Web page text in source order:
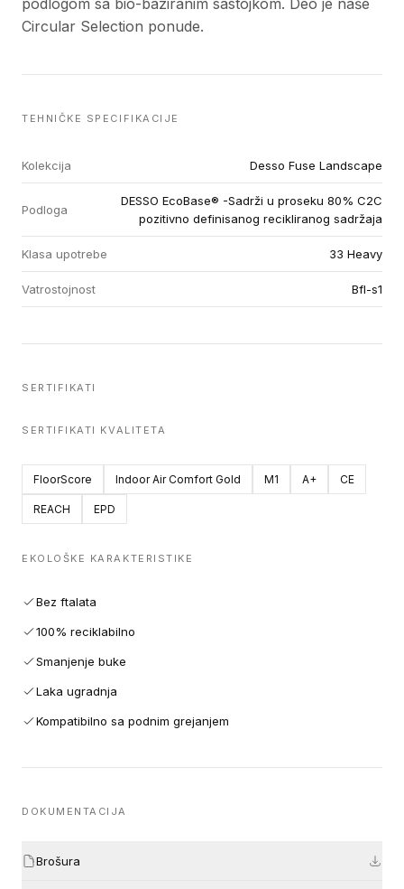
podlogom sa bio-baziranim sastojkom. Deo je naše
Circular Selection ponude.
TEHNIČKE SPECIFIKACIJE
Kolekcija Desso Fuse Landscape
Podloga
DESSO EcoBase® -Sadrži u proseku 80% C2C
pozitivno definisanog recikliranog sadržaja
Klasa upotrebe 33 Heavy
Vatrostojnost Bfl-s1
SERTIFIKATI
SERTIFIKATI KVALITETA
FloorScore Indoor Air Comfort Gold M1 A+ CE
REACH EPD
EKOLOŠKE KARAKTERISTIKE
Bez ftalata
100% reciklabilno
Smanjenje buke
Laka ugradnja
Kompatibilno sa podnim grejanjem
DOKUMENTACIJA
Brošura